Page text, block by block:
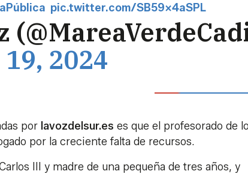
pic.twitter.com/SB59x4aSPL
2024
por lavozdelsur.es es que el profesorado de
por la creciente falta de recursos.
III y madre de una pequeña de tres años, y